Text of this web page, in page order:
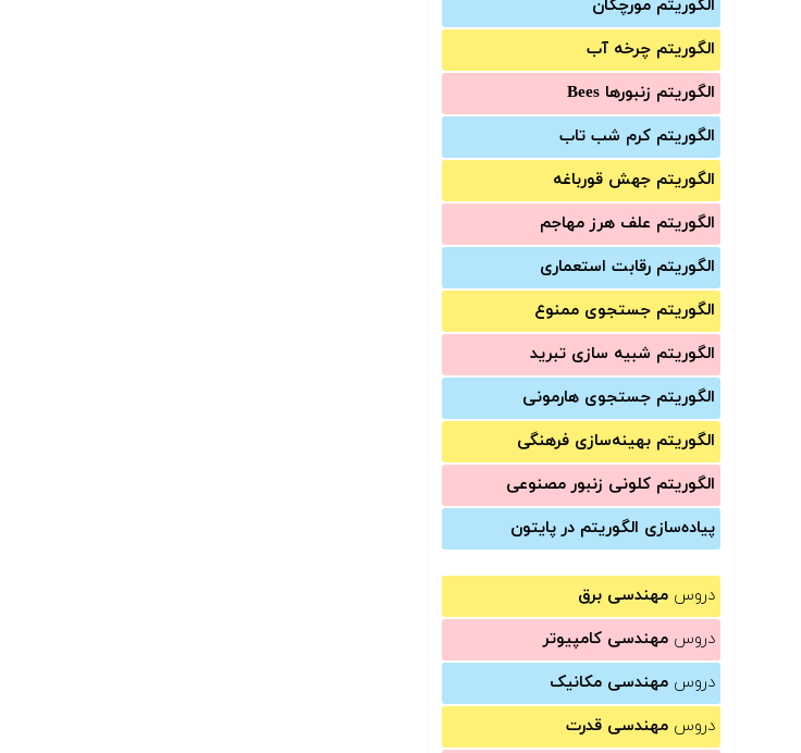
الگوریتم مورچگان
الگوریتم چرخه آب
الگوریتم زنبورها Bees
الگوریتم کرم شب تاب
الگوریتم جهش قورباغه
الگوریتم علف هرز مهاجم
الگوریتم رقابت استعماری
الگوریتم جستجوی ممنوع
الگوریتم شبیه سازی تبرید
الگوریتم جستجوی هارمونی
الگوریتم بهینه‌سازی فرهنگی
الگوریتم کلونی زنبور مصنوعی
پیاده‌سازی الگوریتم در پایتون
دروس مهندسی برق
دروس مهندسی کامپیوتر
دروس مهندسی مکانیک
دروس مهندسی قدرت